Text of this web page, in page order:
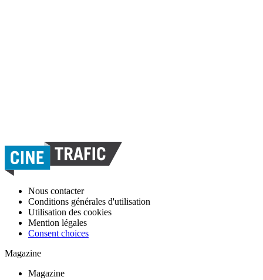
Nous contacter
Conditions générales d'utilisation
Utilisation des cookies
Mention légales
Consent choices
Magazine
Magazine